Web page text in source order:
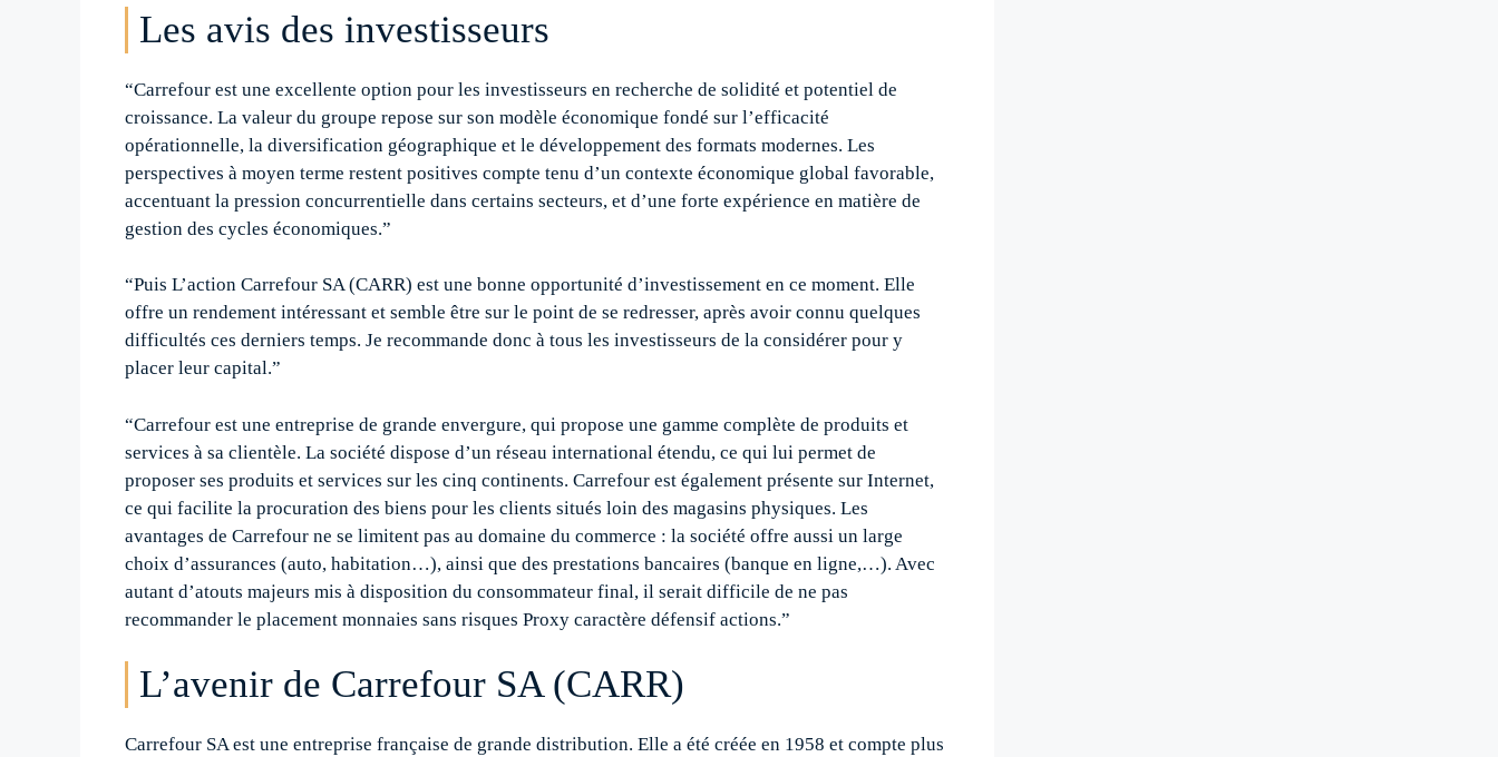
Les avis des investisseurs
“Carrefour est une excellente option pour les investisseurs en recherche de solidité et potentiel de
croissance. La valeur du groupe repose sur son modèle économique fondé sur l’efficacité
opérationnelle, la diversification géographique et le développement des formats modernes. Les
perspectives à moyen terme restent positives compte tenu d’un contexte économique global favorable,
accentuant la pression concurrentielle dans certains secteurs, et d’une forte expérience en matière de
gestion des cycles économiques.”
“Puis L’action Carrefour SA (CARR) est une bonne opportunité d’investissement en ce moment. Elle
offre un rendement intéressant et semble être sur le point de se redresser, après avoir connu quelques
difficultés ces derniers temps. Je recommande donc à tous les investisseurs de la considérer pour y
placer leur capital.”
“Carrefour est une entreprise de grande envergure, qui propose une gamme complète de produits et
services à sa clientèle. La société dispose d’un réseau international étendu, ce qui lui permet de
proposer ses produits et services sur les cinq continents. Carrefour est également présente sur Internet,
ce qui facilite la procuration des biens pour les clients situés loin des magasins physiques. Les
avantages de Carrefour ne se limitent pas au domaine du commerce : la société offre aussi un large
choix d’assurances (auto, habitation…), ainsi que des prestations bancaires (banque en ligne,…). Avec
autant d’atouts majeurs mis à disposition du consommateur final, il serait difficile de ne pas
recommander le placement monnaies sans risques Proxy caractère défensif actions.”
L’avenir de Carrefour SA (CARR)
Carrefour SA est une entreprise française de grande distribution. Elle a été créée en 1958 et compte plus